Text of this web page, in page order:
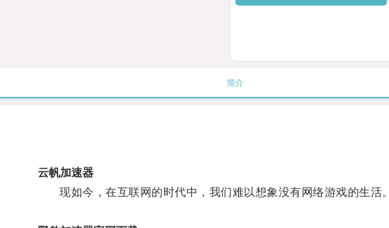
简介
云帆加速器
现如今，在互联网的时代中，我们难以想象没有网络游戏的生活。